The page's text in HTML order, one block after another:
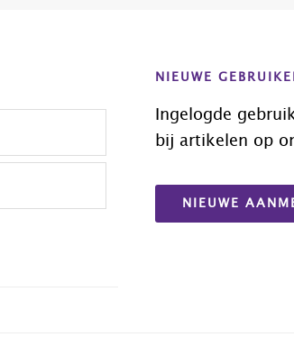
NIEUWE
Ingelogde
bij artikelen op
NIEUWE